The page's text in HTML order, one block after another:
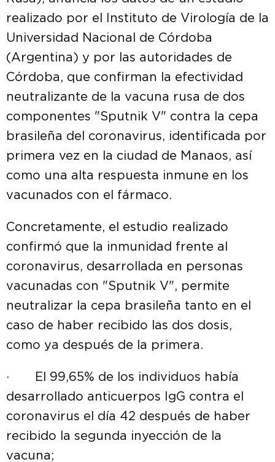
realizado por el Instituto de Virología de la
Universidad Nacional de Córdoba
(Argentina) y por las autoridades de
Córdoba, que confirman la efectividad
neutralizante de la vacuna rusa de dos
componentes "Sputnik V" contra la cepa
brasileña del coronavirus, identificada por
primera vez en la ciudad de Manaos, así
como una alta respuesta inmune en los
vacunados con el fármaco.
Concretamente, el estudio realizado
confirmó que la inmunidad frente al
coronavirus, desarrollada en personas
vacunadas con "Sputnik V", permite
neutralizar la cepa brasileña tanto en el
caso de haber recibido las dos dosis,
como ya después de la primera.
· El 99,65% de los individuos había
desarrollado anticuerpos IgG contra el
coronavirus el día 42 después de haber
recibido la segunda inyección de la
vacuna;